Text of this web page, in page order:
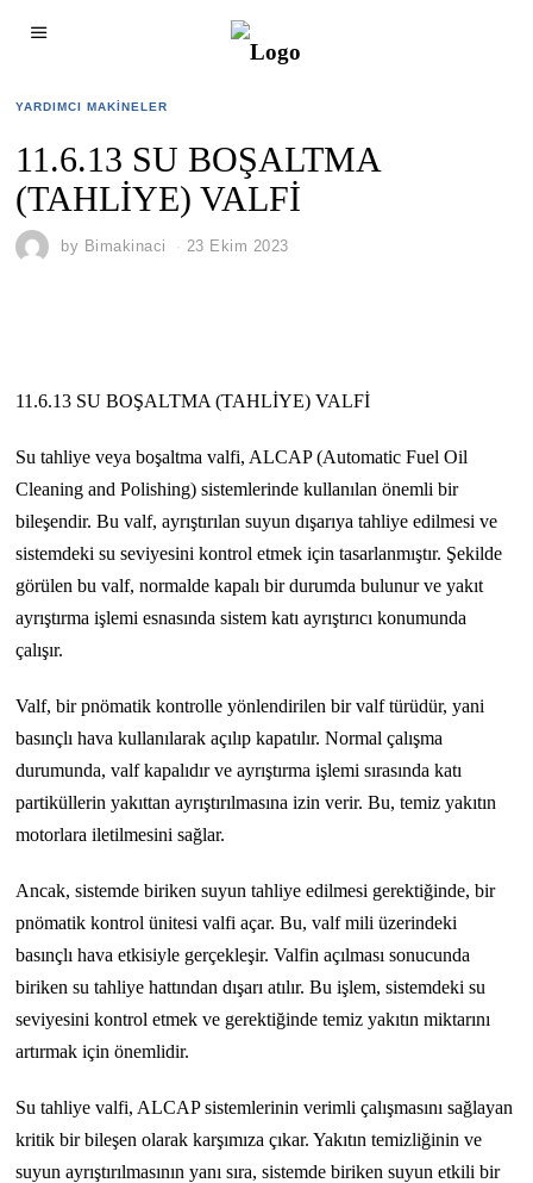
YARDIMCI MAKINELER
11.6.13 SU BOŞALTMA
(TAHLİYE) VALFİ
by Bimakinaci 23 Ekim 2023
11.6.13 SU BOŞALTMA (TAHLİYE) VALFİ
Su tahliye veya boşaltma valfi, ALCAP (Automatic Fuel Oil
Cleaning and Polishing) sistemlerinde kullanılan önemli bir
bileşendir. Bu valf, ayrıştırılan suyun dışarıya tahliye edilmesi ve
sistemdeki su seviyesini kontrol etmek için tasarlanmıştır. Şekilde
görülen bu valf, normalde kapalı bir durumda bulunur ve yakıt
ayrıştırma işlemi esnasında sistem katı ayrıştırıcı konumunda
çalışır.
Valf, bir pnömatik kontrolle yönlendirilen bir valf türüdür, yani
basınçlı hava kullanılarak açılıp kapatılır. Normal çalışma
durumunda, valf kapalıdır ve ayrıştırma işlemi sırasında katı
partiküllerin yakıttan ayrıştırılmasına izin verir. Bu, temiz yakıtın
motorlara iletilmesini sağlar.
Ancak, sistemde biriken suyun tahliye edilmesi gerektiğinde, bir
pnömatik kontrol ünitesi valfi açar. Bu, valf mili üzerindeki
basınçlı hava etkisiyle gerçekleşir. Valfin açılması sonucunda
biriken su tahliye hattından dışarı atılır. Bu işlem, sistemdeki su
seviyesini kontrol etmek ve gerektiğinde temiz yakıtın miktarını
artırmak için önemlidir.
Su tahliye valfi, ALCAP sistemlerinin verimli çalışmasını sağlayan
kritik bir bileşen olarak karşımıza çıkar. Yakıtın temizliğinin ve
suyun ayrıştırılmasının yanı sıra, sistemde biriken suyun etkili bir